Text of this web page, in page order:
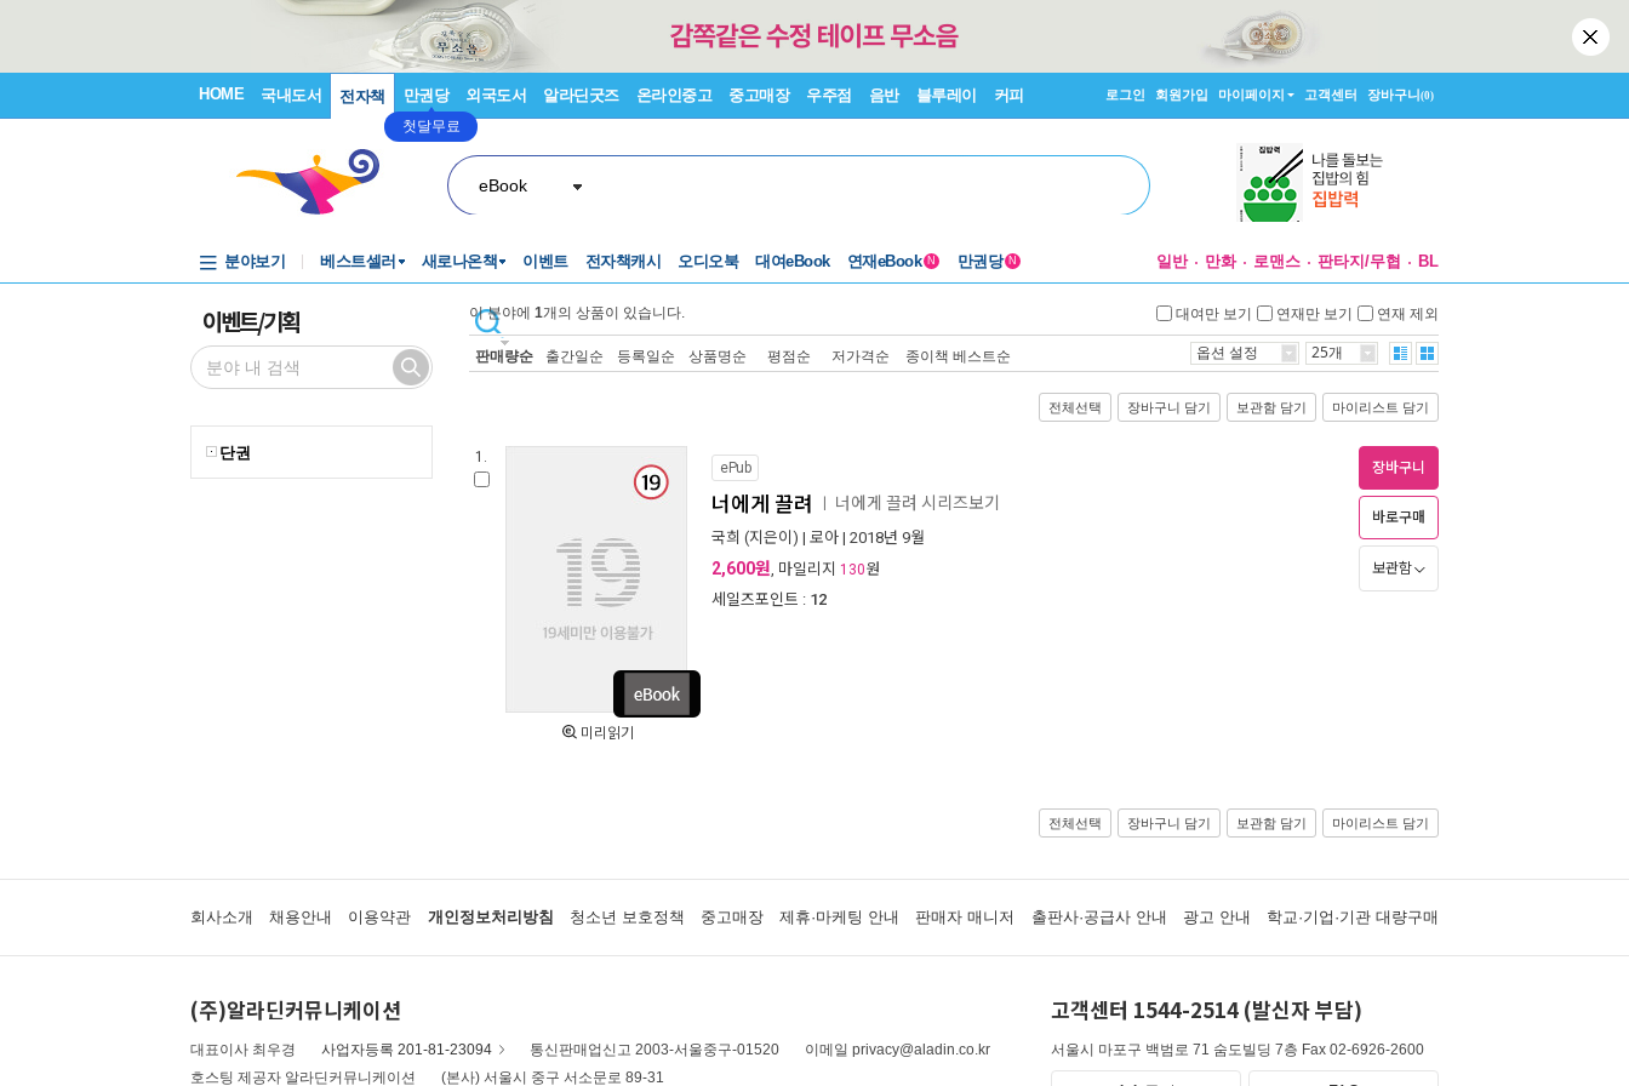
HOME 국내도서 전자책 만권당
첫달무료
외국도서 알라딘굿즈 온라인중고 중고매장 우주점 음반 블루레이 커피 로그인 회원가입 마이페이지 고객센터 장바구니(0)
eBook
분야보기 베스트셀러 새로나온책 이벤트 전자책캐시 오디오북 대여eBook 연재eBook N 만권당 N 일반 만화 로맨스 판타지/무협 BL
이벤트/기획
단권
이 분야에 1개의 상품이 있습니다. 대여만 보기 연재만 보기 연재 제외
판매량순 출간일순 등록일순 상품명순 평점순 저가격순 종이책 베스트순 옵션 설정 25개
전체선택 장바구니 담기 보관함 담기 마이리스트 담기
1.
미리읽기
ePub
너에게 끌려 너에게 끌려 시리즈보기
국희 (지은이) | 로아 | 2018년 9월
2,600원, 마일리지 130원
세일즈포인트 : 12
장바구니
바로구매
보관함
전체선택 장바구니 담기 보관함 담기 마이리스트 담기
회사소개 채용안내 이용약관 개인정보처리방침 청소년 보호정책 중고매장 제휴·마케팅 안내 판매자 매니저 출판사·공급사 안내 광고 안내 학교·기업·기관 대량구매
(주)알라딘커뮤니케이션
대표이사 최우경 사업자등록 201-81-23094 통신판매업신고 2003-서울중구-01520
이메일 privacy@aladin.co.kr
호스팅 제공자 알라딘커뮤니케이션
(본사) 서울시 중구 서소문로 89-31
고객센터 1544-2514 (발신자 부담)
서울시 마포구 백범로 71 숨도빌딩 7층 Fax 02-6926-2600